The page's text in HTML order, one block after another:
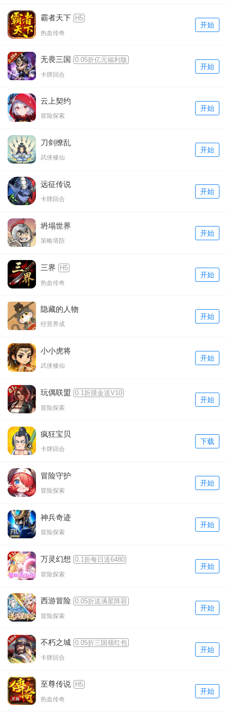
霸者天下 H5
热血传奇
开始
无畏三国 0.05折亿元福利版
卡牌回合
开始
云上契约
冒险探索
开始
刀剑缭乱
武侠修仙
开始
远征传说
卡牌回合
开始
坍塌世界
策略塔防
开始
三界 H5
热血传奇
开始
隐藏的人物
经营养成
开始
小小虎将
武侠修仙
开始
玩偶联盟 0.1折摸金送V10
冒险探索
开始
疯狂宝贝
卡牌回合
下载
冒险守护
冒险探索
开始
神兵奇迹
冒险探索
开始
万灵幻想 0.1折每日送6480
冒险探索
开始
西游冒险 0.05折送满星阵容
冒险探索
开始
不朽之城 0.05折三国领红包
卡牌回合
开始
至尊传说 H5
热血传奇
开始